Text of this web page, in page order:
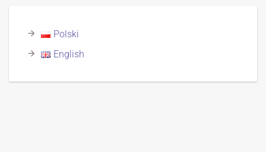
Polski
English